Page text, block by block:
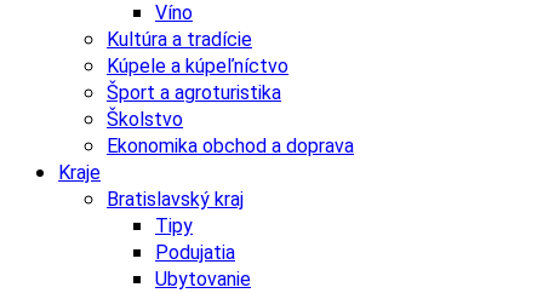
Víno
Kultúra a tradície
Kúpele a kúpeľníctvo
Šport a agroturistika
Školstvo
Ekonomika obchod a doprava
Kraje
Bratislavský kraj
Tipy
Podujatia
Ubytovanie